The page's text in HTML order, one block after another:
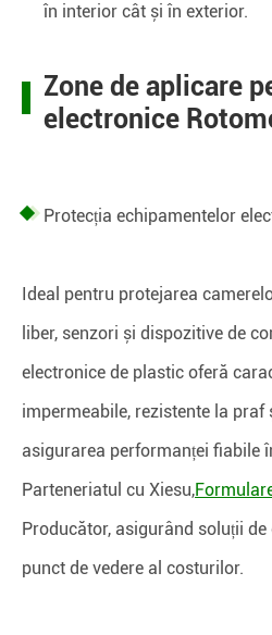
în interior cât și în exterior.
Zone de aplicare
electronice
Protecția echipamentelor
Ideal pentru protejarea
liber, senzori și dispozitive de
electronice de plastic oferă
impermeabile, rezistente la praf
asigurarea performanței fiabile
Parteneriatul cu Xiesu,
Producător, asigurând soluții
punct de vedere al costurilor.